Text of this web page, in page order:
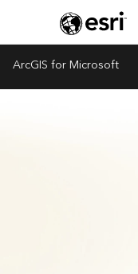
ArcGIS for Microsoft